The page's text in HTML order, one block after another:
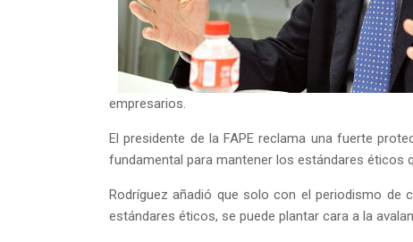
empresarios.
El presidente de la FAPE reclama una fuerte
fundamental para mantener los estándares éticos
Rodríguez añadió que solo con el periodismo de
estándares éticos, se puede plantar cara a la